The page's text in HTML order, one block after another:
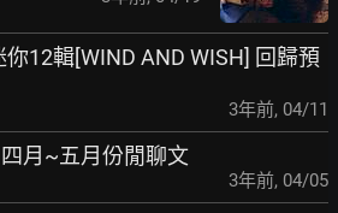
你12輯[WIND AND WISH] 回歸預
3年前, 04/11
月~五月份閒聊文
3年前, 04/05